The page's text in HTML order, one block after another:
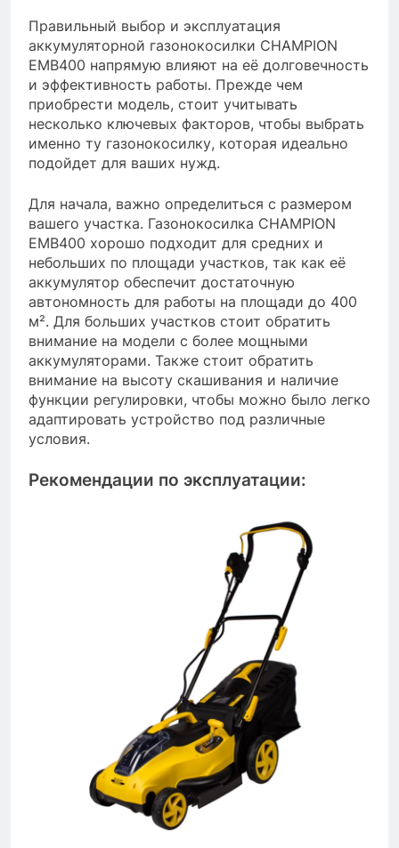
Правильный выбор и эксплуатация
аккумуляторной газонокосилки CHAMPION
EMB400 напрямую влияют на её долговечность
и эффективность работы. Прежде чем
приобрести модель, стоит учитывать
несколько ключевых факторов, чтобы выбрать
именно ту газонокосилку, которая идеально
подойдет для ваших нужд.
Для начала, важно определиться с размером
вашего участка. Газонокосилка CHAMPION
EMB400 хорошо подходит для средних и
небольших по площади участков, так как её
аккумулятор обеспечит достаточную
автономность для работы на площади до 400
м². Для больших участков стоит обратить
внимание на модели с более мощными
аккумуляторами. Также стоит обратить
внимание на высоту скашивания и наличие
функции регулировки, чтобы можно было легко
адаптировать устройство под различные
условия.
Рекомендации по эксплуатации: